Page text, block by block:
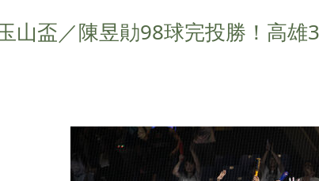
山盃／陳昱勛98球完投勝！高